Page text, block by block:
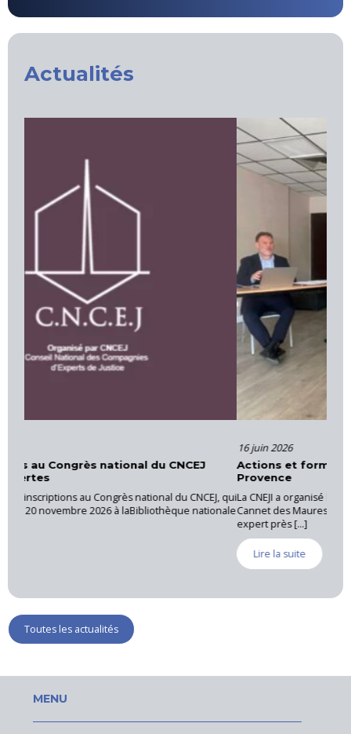
Actualités
qui
Actions et formations – Cour d’Appel d’Aix-en-
Provence
La CNEJI a organisé le 28 mai 2026, une réunion régionale au
Cannet des Maures, sous la coordination de Luc RICHAUD,
Toutes les actualités
MENU